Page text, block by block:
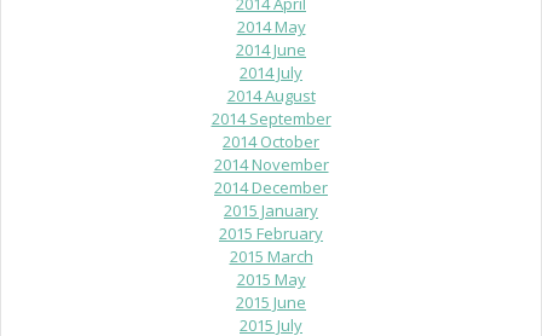
2014 May
2014 June
2014 July
2014 August
2014 September
2014 October
2014 November
2014 December
2015 January
2015 February
2015 March
2015 May
2015 June
2015 July